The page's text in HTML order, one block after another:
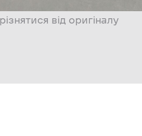
від оригіналу